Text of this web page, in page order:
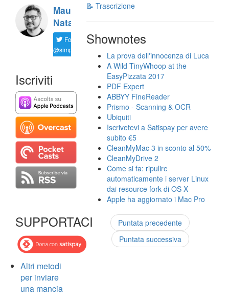
Maurizio
Natali
Follow
@simplemal
Iscriviti
SUPPORTACI
Altri metodi
per inviare
una mancia
📝 Trascrizione
Shownotes
La prova dell'innocenza di Luca
A Wild TinyWhoop at the
EasyPizzata 2017
PDF Expert
ABBYY FineReader
Prismo - Scanning & OCR
Ubiquiti
Iscrivetevi a Satispay per avere
subito €5
CleanMyMac 3 in sconto al 50%
CleanMyDrive 2
Come si fa: ripulire
automaticamente i server Linux
dai resource fork di OS X
Apple ha aggiornato i Mac Pro
Puntata precedente
Puntata successiva